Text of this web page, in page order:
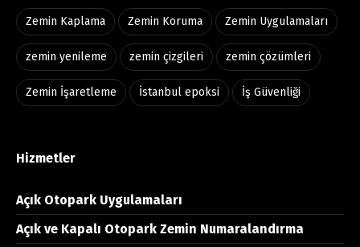
Zemin Kaplama Zemin Koruma Zemin Uygulamaları
zemin yenileme zemin çizgileri zemin çözümleri
Zemin İşaretleme İstanbul epoksi İş Güvenliği
Hizmetler
Açık Otopark Uygulamaları
Açık ve Kapalı Otopark Zemin Numaralandırma